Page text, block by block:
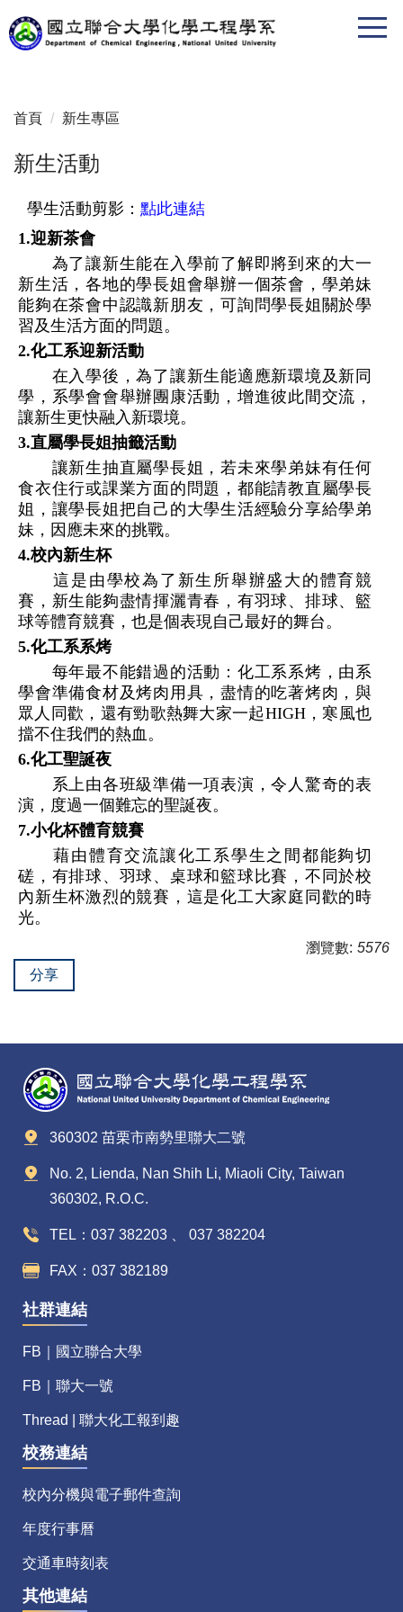
跳
到
容
首頁 新生專區
新生活動
學生活動剪影： 點此連結
1.迎新茶會
為了讓新生能在入學前了解即將到來的大一
新生活，各地的學長姐會舉辦一個茶會，學弟妹
能夠在茶會中認識新朋友，可詢問學長姐關於學
習及生活方面的問題 。
2.化工系迎新活動
在入學後，為了讓新生能適應新環境及新同
學，系學會會舉辦團康活動，增進彼此間交流，
讓新生更快融入新環境。
3.直屬學長姐抽籤活動
讓新生抽直屬學長姐，若未來學弟妹有任何
食衣住行或課業方面的問題，都能請教直屬學長
姐，讓學長姐把自己的大學生活經驗分享給學弟
妹，因應未來的挑戰。
4.校內新生杯
這是由學校為了新生所舉辦盛大的體育競
賽，新生能夠盡情揮灑青春，有羽球、排球、籃
球等體育競賽，也是個表現自己最好的舞台。
5.化工系系烤
每年最不能錯過的活動：化工系系烤，由系
學會準備食材及烤肉用具，盡情的吃著烤肉，與
眾人同歡，還有勁歌熱舞大家一起HIGH，寒風也
擋不住我們的熱血。
6.化工聖誕夜
系上由各班級準備一項表演，令人驚奇的表
演，度過一個難忘的聖誕夜。
7.小化杯體育競賽
藉由體育交流讓化工系學生之間都能夠切
磋，有排球、羽球、桌球和籃球比賽，不同於校
內新生杯激烈的競賽，這是化工大家庭同歡的時
光。
瀏覽數: 5576
分享
360302 苗栗市南勢里聯大二號
No. 2, Lienda, Nan Shih Li, Miaoli City, Taiwan
360302, R.O.C.
TEL：037 382203 、 037 382204
FAX：037 382189
社群連結
FB｜國立聯合大學
FB｜聯大一號
Thread | 聯大化工報到趣
校務連結
校內分機與電子郵件查詢
年度行事曆
交通車時刻表
其他連結